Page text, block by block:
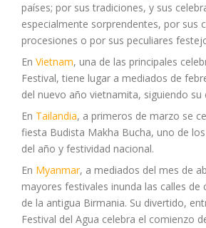
países; por sus tradiciones, y sus
especialmente sorprendentes, por sus
procesiones o por sus peculiares
EnVietnam, una de las principales
Festival, tiene lugar a mediados de
del nuevo año vietnamita, siguiendo su
En Tailandia, a primeros de marzo se
fiesta Budista Makha Bucha, uno de
del año y festividad nacional.
En Myanmar, a mediados del mes de
mayores festivales inunda las calles de
de la antigua Birmania. Su divertido,
Festival del Agua celebra el comienzo